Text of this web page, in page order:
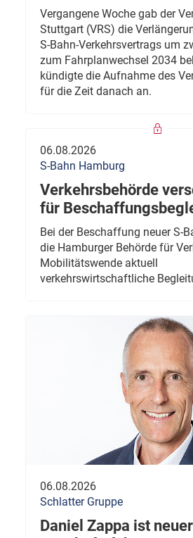
Vergangene Woche gab der
Stuttgart (VRS) die
S-Bahn-Verkehrsvertrags um
zum Fahrplanwechsel 2034
kündigte die Aufnahme des
für die Zeit danach an.
06.08.2026
S-Bahn Hamburg
Verkehrsbehörde
für
Bei der Beschaffung neuer S-
die Hamburger Behörde für
Mobilitätswende aktuell
verkehrswirtschaftliche
06.08.2026
Schlatter Gruppe
Daniel Zappa ist neuer